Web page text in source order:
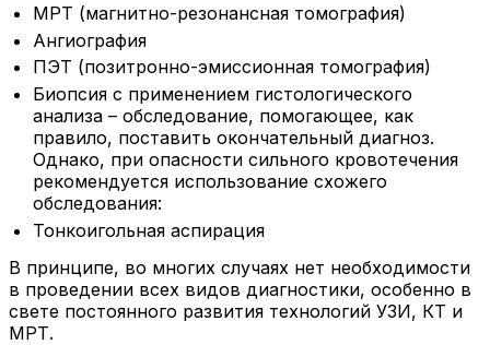
МРТ (магнитно-резонансная томография)
Ангиография
ПЭТ (позитронно-эмиссионная томография)
Биопсия с применением гистологического
анализа – обследование, помогающее, как
правило, поставить окончательный диагноз.
Однако, при опасности сильного кровотечения
рекомендуется использование схожего
обследования:
Тонкоигольная аспирация
В принципе, во многих случаях нет необходимости
в проведении всех видов диагностики, особенно в
свете постоянного развития технологий УЗИ, КТ и
МРТ.